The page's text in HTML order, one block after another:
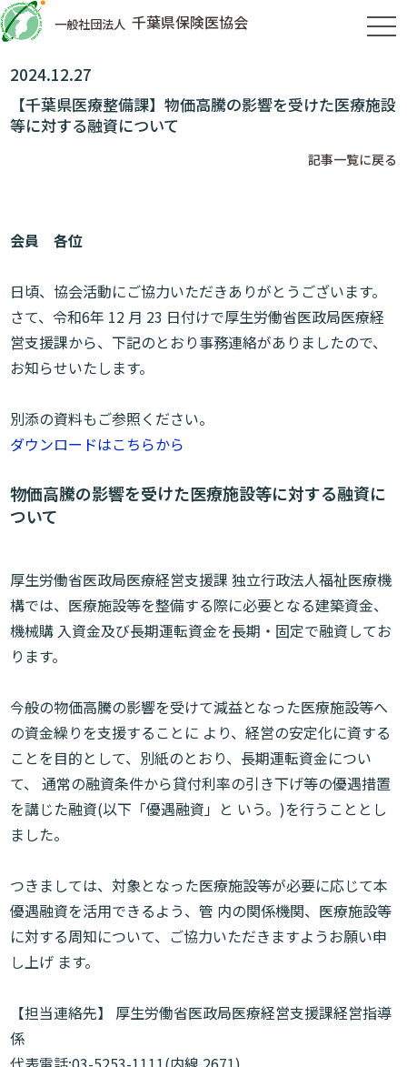
一般社団法人 千葉県保険医協会
2024.12.27
【千葉県医療整備課】物価高騰の影響を受けた医療施設
等に対する融資について
記事一覧に戻る
会員 各位
日頃、協会活動にご協力いただきありがとうございます。
さて、令和6年 12 月 23 日付けで厚生労働省医政局医療経
営支援課から、下記のとおり事務連絡がありましたので、
お知らせいたします。
別添の資料もご参照ください。
ダウンロードはこちらから
物価高騰の影響を受けた医療施設等に対する融資に
ついて
厚生労働省医政局医療経営支援課 独立行政法人福祉医療機
構では、医療施設等を整備する際に必要となる建築資金、
機械購 入資金及び長期運転資金を長期・固定で融資してお
ります。
今般の物価高騰の影響を受けて減益となった医療施設等へ
の資金繰りを支援することに より、経営の安定化に資する
ことを目的として、別紙のとおり、長期運転資金につい
て、 通常の融資条件から貸付利率の引き下げ等の優遇措置
を講じた融資(以下「優遇融資」と いう。)を行うこととし
ました。
つきましては、対象となった医療施設等が必要に応じて本
優遇融資を活用できるよう、管 内の関係機関、医療施設等
に対する周知について、ご協力いただきますようお願い申
し上げ ます。
【担当連絡先】 厚生労働省医政局医療経営支援課経営指導
係